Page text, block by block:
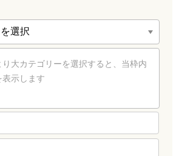
り大カテゴリーを選択すると、当枠内
示します